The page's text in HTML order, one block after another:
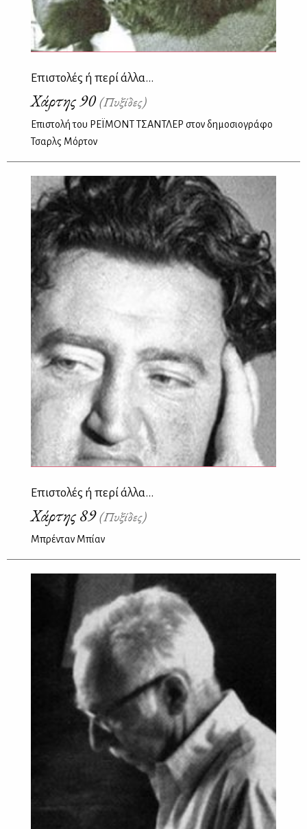
Επιστολές ή περί άλλα...
Χάρτης 90(Πυξίδες)
Επιστολή του ΡΕΪΜΟΝΤ ΤΣΑΝΤΛΕΡ στον δημοσιογράφο
Τσαρλς Μόρτον
Επιστολές ή περί άλλα...
Χάρτης 89(Πυξίδες)
Μπρένταν Μπίαν